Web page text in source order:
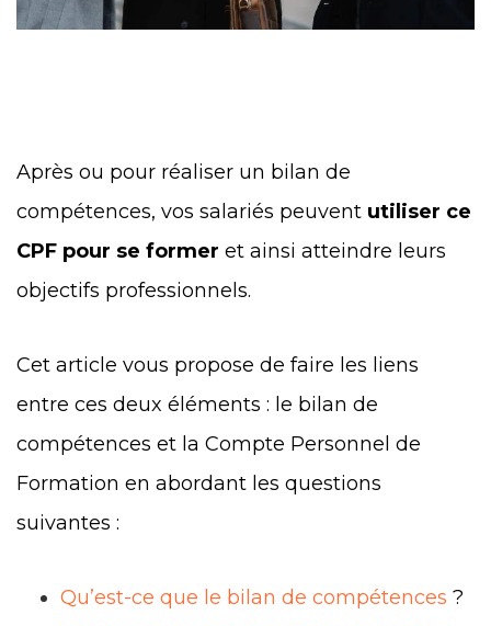
Après ou pour réaliser un bilan de
compétences, vos salariés peuvent utiliser ce
CPF pour se former et ainsi atteindre leurs
objectifs professionnels.
Cet article vous propose de faire les liens
entre ces deux éléments : le bilan de
compétences et la Compte Personnel de
Formation en abordant les questions
suivantes :
Qu’est-ce que le bilan de compétences ?